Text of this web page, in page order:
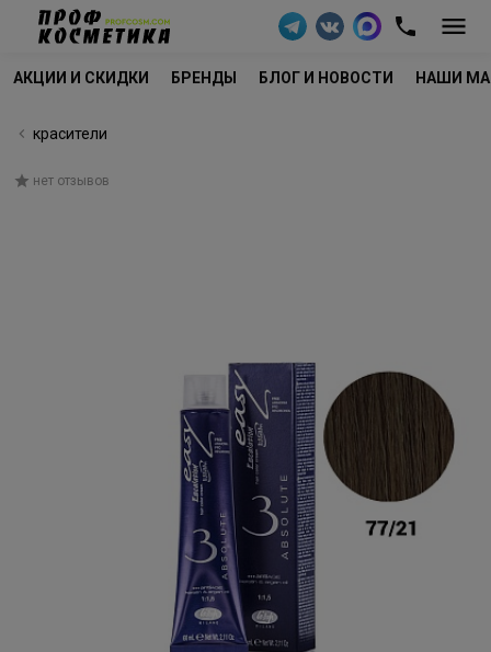
АКЦИИ И СКИДКИ БРЕНДЫ БЛОГ И НОВОСТИ НАШИ
красители
нет отзывов